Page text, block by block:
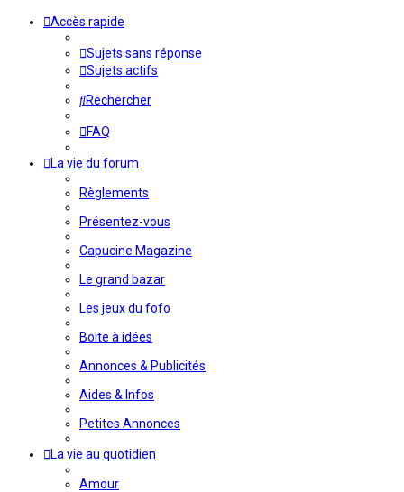
Accès rapide
Sujets sans réponse
Sujets actifs
Rechercher
FAQ
La vie du forum
Règlements
Présentez-vous
Capucine Magazine
Le grand bazar
Les jeux du fofo
Boite à idées
Annonces & Publicités
Aides & Infos
Petites Annonces
La vie au quotidien
Amour